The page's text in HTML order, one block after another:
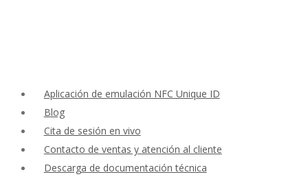
Aplicación de emulación NFC Unique ID
Blog
Cita de sesión en vivo
Contacto de ventas y atención al cliente
Descarga de documentación técnica